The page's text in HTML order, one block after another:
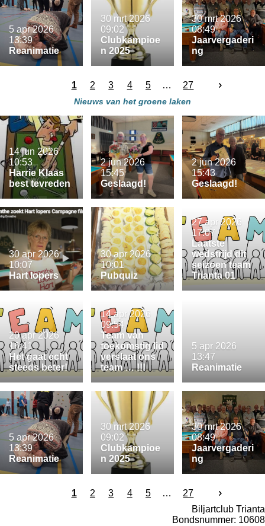
Reanimatie
5 apr 2026
13:39
Clubkampioe
n 2025
30 mrt 2026
09:02
Jaarvergaderi
ng
30 mrt 2026
08:49
1 2 3 4 5 27
Nieuws van het groene laken
Harrie Klaas
best tevreden
14 jun 2026
10:53
Geslaagd!
2 jun 2026
15:45
Geslaagd!
2 jun 2026
15:43
Hart lopers
30 apr 2026
10:07
Pubquiz
30 apr 2026
10:01
Laatste
wedstrijd dit
seizoen team
Trianta 01
27 apr 2026
17:07
Het gaat echt
steeds beter!
20 apr 2026
16:41
Team van
toekomstig lid
verslaat ons
team … !!!
14 apr 2026
09:54
Reanimatie
5 apr 2026
13:47
Reanimatie
5 apr 2026
13:39
Clubkampioe
n 2025
30 mrt 2026
09:02
Jaarvergaderi
ng
30 mrt 2026
08:49
1 2 3 4 5
27
Biljartclub Trianta
Bondsnummer: 10608